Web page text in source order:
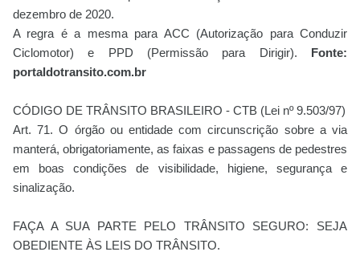
dezembro de 2020.
A regra é a mesma para ACC (Autorização para Conduzir
Ciclomotor) e PPD (Permissão para Dirigir). Fonte:
portaldotransito.com.br
CÓDIGO DE TRÂNSITO BRASILEIRO - CTB (Lei nº 9.503/97)
Art. 71. O órgão ou entidade com circunscrição sobre a via
manterá, obrigatoriamente, as faixas e passagens de pedestres
em boas condições de visibilidade, higiene, segurança e
sinalização.
FAÇA A SUA PARTE PELO TRÂNSITO SEGURO: SEJA
OBEDIENTE ÀS LEIS DO TRÂNSITO.